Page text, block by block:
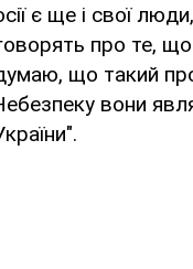
є ще і свої люди,
про те,
думаю, що такий
вони